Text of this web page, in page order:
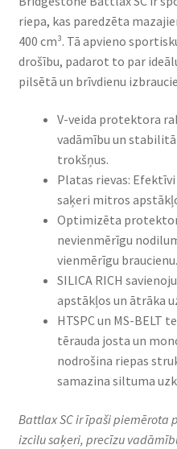
riepa, kas paredzēta
400 cm³. Tā apvieno
drošību, padarot to par
pilsētā un brīvdienu
V-veida protektora
vadāmību un
trokšņus.​
Platas rievas:
saķeri mitros
Optimizēta
nevienmērīgu
vienmērīgu braucienu.​
SILICA RICH
apstākļos un ātrāka
HTSPC un MS-BELT
tērauda josta un
nodrošina riepas
samazina siltuma
Battlax SC ir īpaši piemērota
izcilu saķeri, precīzu